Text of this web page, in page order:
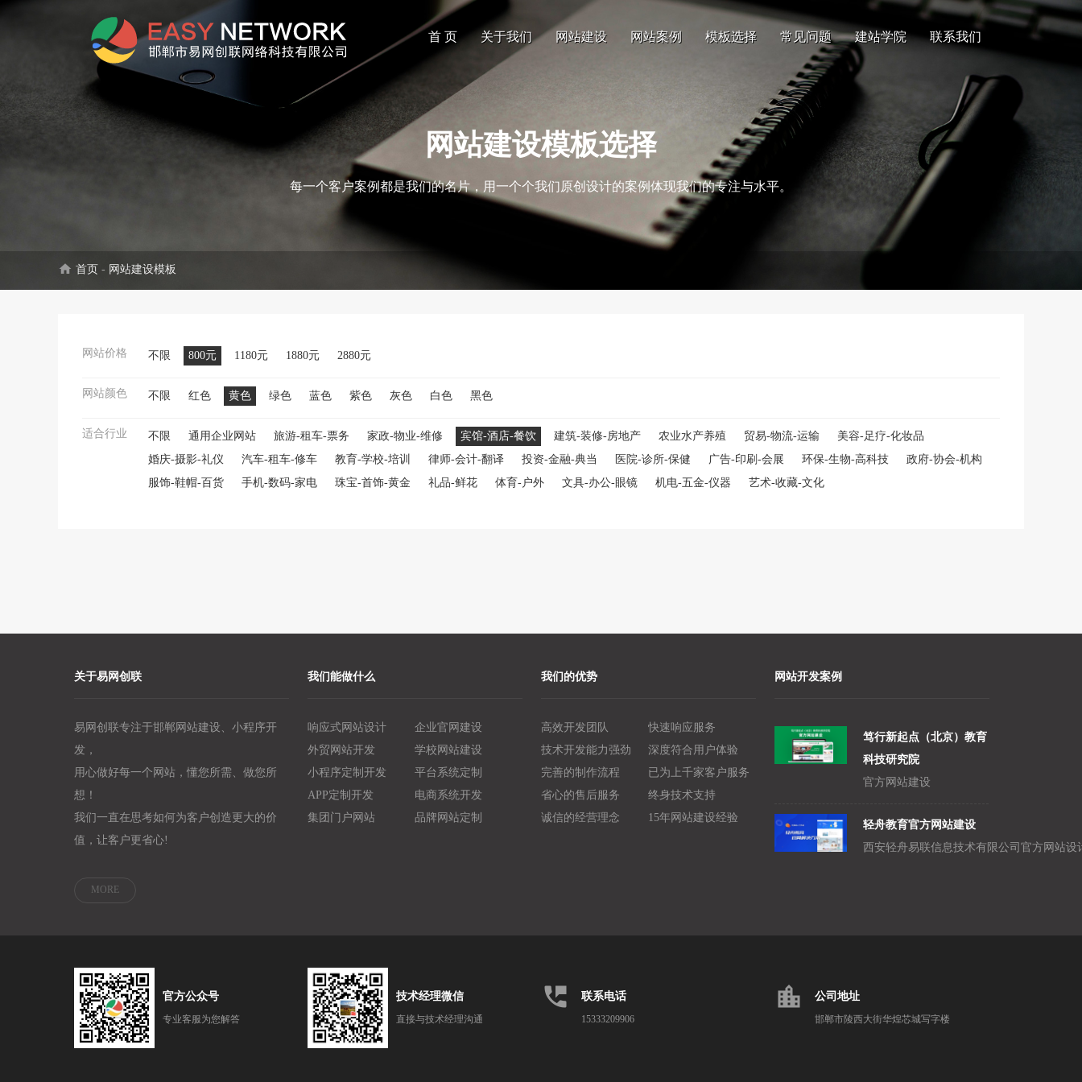
首 页 关于我们 网站建设 网站案例 模板选择 常见问题 建站学院 联系我们
网站建设模板选择
每一个客户案例都是我们的名片，用一个个我们原创设计的案例体现我们的专注与水平。
home 首页 - 网站建设模板
网站价格 不限 800元 1180元 1880元 2880元
网站颜色 不限 红色 黄色 绿色 蓝色 紫色 灰色 白色 黑色
适合行业 不限 通用企业网站 旅游-租车-票务 家政-物业-维修 宾馆-酒店-餐饮 建筑-装修-房地产 农业水产养殖 贸易-物流-运输
美容-足疗-化妆品
婚庆-摄影-礼仪
汽车-租车-修车 教育-学校-培训 律师-会计-翻译 投资-金融-典当 医院-诊所-保健 广告-印刷-会展 环保-生物-高科技
政府-协会-机构
服饰-鞋帽-百货
手机-数码-家电 珠宝-首饰-黄金 礼品-鲜花 体育-户外 文具-办公-眼镜 机电-五金-仪器 艺术-收藏-文化
关于易网创联
易网创联专注于邯郸网站建设、小程序开
发，
用心做好每一个网站，懂您所需、做您所
想！
我们一直在思考如何为客户创造更大的价
值，让客户更省心!
MORE
我们能做什么
响应式网站设计
企业官网建设
外贸网站开发
学校网站建设
小程序定制开发
平台系统定制
APP定制开发
电商系统开发
集团门户网站
品牌网站定制
我们的优势
高效开发团队
快速响应服务
技术开发能力强劲
深度符合用户体验
完善的制作流程
已为上千家客户服务
省心的售后服务
终身技术支持
诚信的经营理念
15年网站建设经验
网站开发案例
笃行新起点（北京）教育
科技研究院
官方网站建设
轻舟教育官方网站建设
官方公众号
专业客服为您解答
技术经理微信
直接与技术经理沟通
perm_phone_msg 联系电话
15333209906
location_city 公司地址
邯郸市陵西大街华煌芯城写字楼